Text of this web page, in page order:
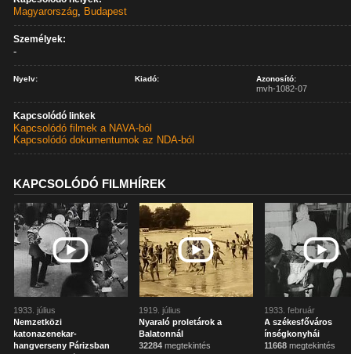
Magyarország, Budapest
Személyek:
-
Nyelv: Kiadó: Azonosító:
mvh-1082-07
Kapcsolódó linkek
Kapcsolódó filmek a NAVA-ból
Kapcsolódó dokumentumok az NDA-ból
KAPCSOLÓDÓ FILMHÍREK
1933. július
Nemzetközi
katonazenekar-
hangverseny Párizsban
1919. július
Nyaraló proletárok a
Balatonnál
32284 megtekintés
1933. február
A székesfőváros
ínségkonyhái
11668 megtekintés